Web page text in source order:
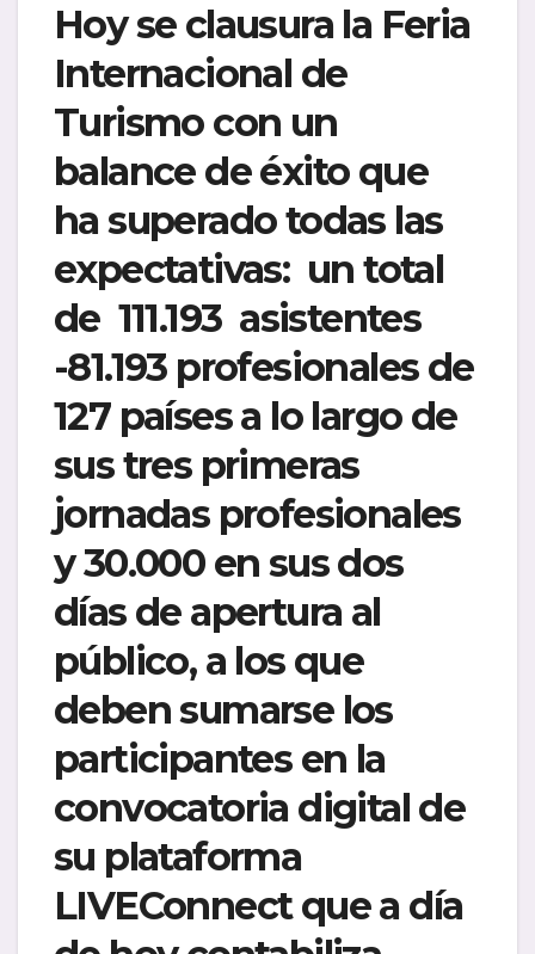
Hoy se clausura la Feria
Internacional de
Turismo con un
balance de éxito que
ha superado todas las
expectativas: un total
de 111.193 asistentes
-81.193 profesionales de
127 países a lo largo de
sus tres primeras
jornadas profesionales
y 30.000 en sus dos
días de apertura al
público, a los que
deben sumarse los
participantes en la
convocatoria digital de
su plataforma
LIVEConnect que a día